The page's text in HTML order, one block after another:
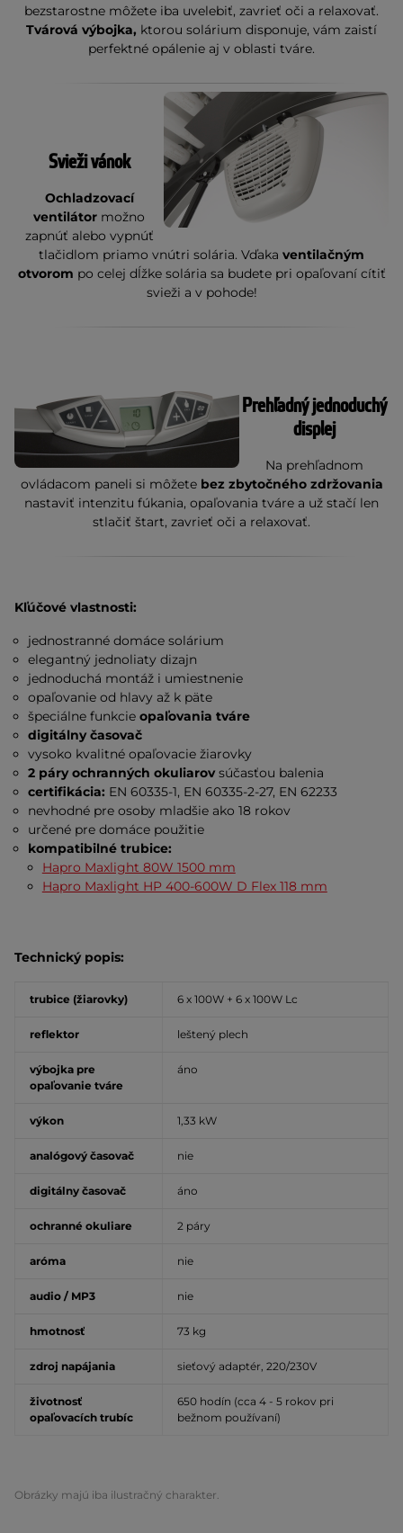
bezstarostne môžete iba uvelebiť, zavrieť oči a relaxovať.
Tvárová výbojka, ktorou solárium disponuje, vám zaistí
perfektné opálenie aj v oblasti tváre.
Svieži vánok
Ochladzovací
ventilátor možno
zapnúť alebo vypnúť
tlačidlom priamo vnútri solária. Vďaka ventilačným
otvorom po celej dĺžke solária sa budete pri opaľovaní cítiť
svieži a v pohode!
Prehľadný jednoduchý
displej
Na prehľadnom
ovládacom paneli si môžete bez zbytočného zdržovania
nastaviť intenzitu fúkania, opaľovania tváre a už stačí len
stlačiť štart, zavrieť oči a relaxovať.
Kľúčové vlastnosti:
jednostranné domáce solárium
elegantný jednoliaty dizajn
jednoduchá montáž i umiestnenie
opaľovanie od hlavy až k päte
špeciálne funkcieopaľovania tváre
digitálny časovač
vysoko kvalitné opaľovacie žiarovky
2 páry ochranných okuliarovsúčasťou balenia
certifikácia: EN 60335-1, EN 60335-2-27, EN 62233
nevhodné pre osoby mladšie ako 18 rokov
určené pre domáce použitie
kompatibilné trubice:
Hapro Maxlight 80W 1500 mm
Hapro Maxlight HP 400-600W D Flex 118 mm
Technický popis:
trubice (žiarovky) 6 x 100W + 6 x 100W Lc
reflektor leštený plech
výbojka pre
opaľovanie tváre
áno
výkon 1,33 kW
analógový časovač nie
digitálny časovač áno
ochranné okuliare 2 páry
aróma nie
audio / MP3 nie
hmotnosť 73 kg
zdroj napájania sieťový adaptér, 220/230V
životnosť
opaľovacích trubíc
650 hodín (cca 4 - 5 rokov pri
bežnom používaní)
Obrázky majú iba ilustračný charakter.